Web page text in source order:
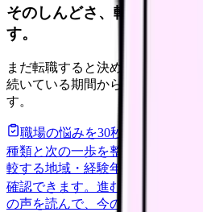
そのしんどさ、転職すべき
す。
まだ転職すると決めていなくて
続いている期間から、次に見る
す。
職場の悩みを30秒で診断
辞め
種類と次の一歩を整理します。
較する地域・経験年数・施設形
確認できます。 進む 匿名掲
の声を読んで、今の職場だけの問